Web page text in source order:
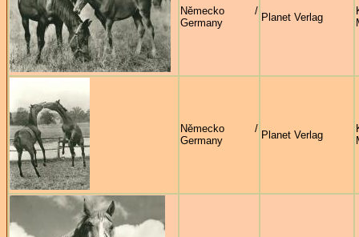
Německo /
Germany
Planet Verlag
Německo /
Germany
Planet Verlag